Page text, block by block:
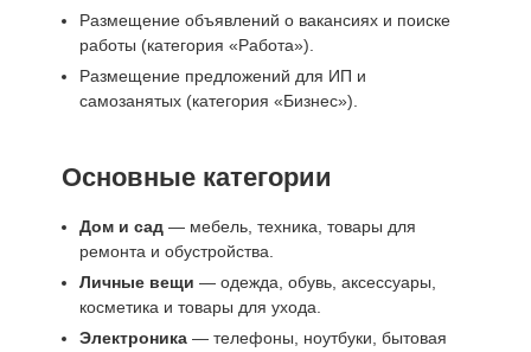
Размещение объявлений о вакансиях и поиске
работы (категория «Работа»).
Размещение предложений для ИП и
самозанятых (категория «Бизнес»).
Основные категории
Дом и сад — мебель, техника, товары для
ремонта и обустройства.
Личные вещи — одежда, обувь, аксессуары,
косметика и товары для ухода.
Электроника — телефоны, ноутбуки, бытовая